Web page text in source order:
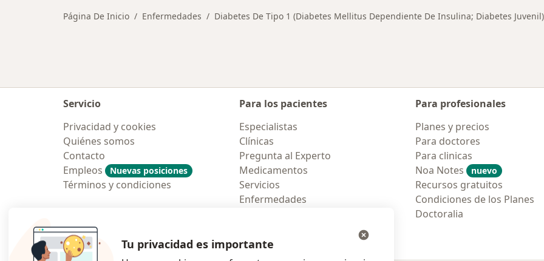
Página De Inicio Enfermedades Diabetes De Tipo 1 (Diabetes Mellitus Dependiente De Insulina; Diabetes Juvenil)
Servicio
Privacidad y cookies
Quiénes somos
Contacto
Empleos
Nuevas posiciones
Términos y condiciones
Para los pacientes
Especialistas
Clínicas
Pregunta al Experto
Medicamentos
Servicios
Enfermedades
Para profesionales
Planes y precios
Para doctores
Para clinicas
Noa Notes
nuevo
Recursos gratuitos
Condiciones de los Planes
Doctoralia
Tu privacidad es importante